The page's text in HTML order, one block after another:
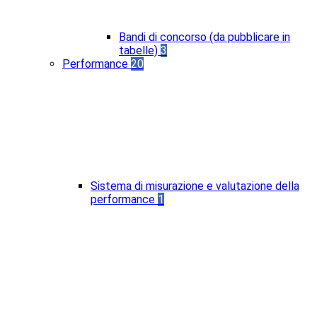
Bandi di concorso (da pubblicare in
tabelle) 3
Performance 20
Sistema di misurazione e valutazione della
performance 1